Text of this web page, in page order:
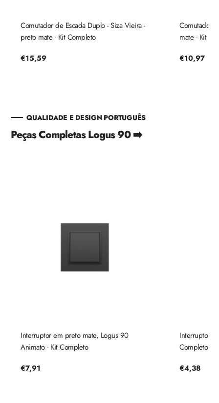
Comutador de Escada Duplo - Siza Vieira -
preto mate - Kit Completo
Preço
€15,59
Comutador
mate - Kit
Preço
€10,97
QUALIDADE E DESIGN PORTUGUÊS
Peças Completas Logus 90 ➡️
Interruptor em preto mate, Logus 90
Animato - Kit Completo
Preço
€7,91
Interruptor
Completo
Preço
€4,38